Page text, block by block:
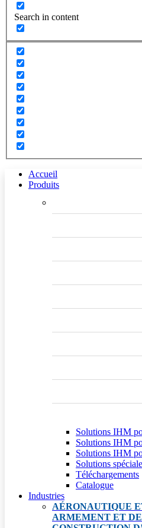
Search in content
Accueil
Produits
Solutions IHM
Solutions IHM
Solutions IHM
Solutions
Téléchargements
Catalogue
Industries
AÉRONAUTIQUE
ARMEMENT ET